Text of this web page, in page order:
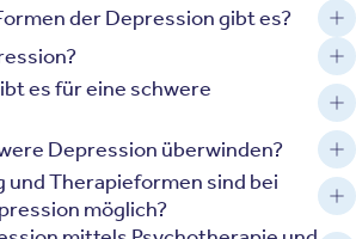
der Depression gibt es?
es für eine schwere
Depression überwinden?
und Therapieformen sind bei
möglich?